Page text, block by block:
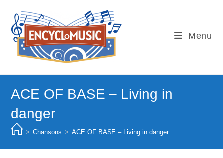
content
Menu
ACE OF BASE – Living in
danger
> Chansons > ACE OF BASE – Living in danger